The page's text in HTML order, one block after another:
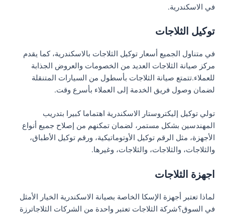
في الاسكندرية.
توكيل الثلاجات
في متناول الجميع أسعار توكيل الثلاجات بالاسكندرية، كما يقدم
مركز صيانة الثلاجات العديد من الخصومات والعروض الجذابة
للعملاء.تتمتع صيانة الثلاجات بأسطول من السيارات المتنقلة
لضمان وصول فريق الخدمة إلى العملاء بأسرع وقت.
تولي توكيل إليكتروستار الاسكندرية اهتماما كبيرا بتدريب
المهندسين بشكل مستمر، لضمان تمكنهم من إصلاح جميع أنواع
الأجهزة، مثل الرقم توكيل الأوتوماتيكية، ورقم توكيل الأطباق،
والثلاجات، والثلاجات، والثلاجات، وغيرها.
اجهزة الثلاجات
لماذا تعتبر أجهزة الإسكا الخاصة بصيانة الاسكندرية الخيار الأمثل
في السوق؟شركة الثلاجات تعتبر واحدة من الشركات الثلاجاترزة